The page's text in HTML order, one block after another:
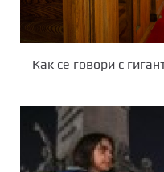
Как се говори с